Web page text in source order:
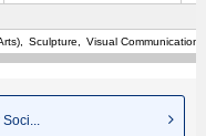
Sculpture Visual Communication